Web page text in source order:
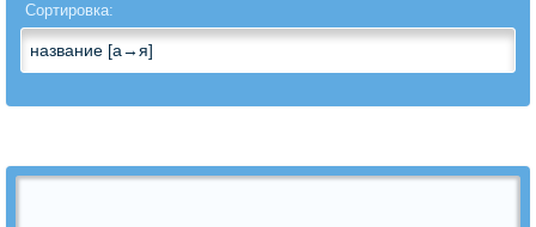
Анестезиология
Анестезиология-
Сортировка: